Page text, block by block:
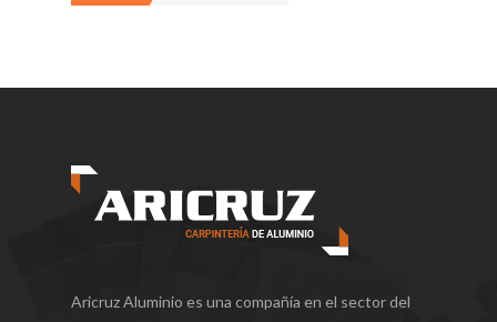
Aricruz Aluminio es una compañía en el sector del